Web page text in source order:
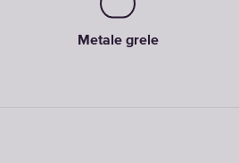
Metale grele